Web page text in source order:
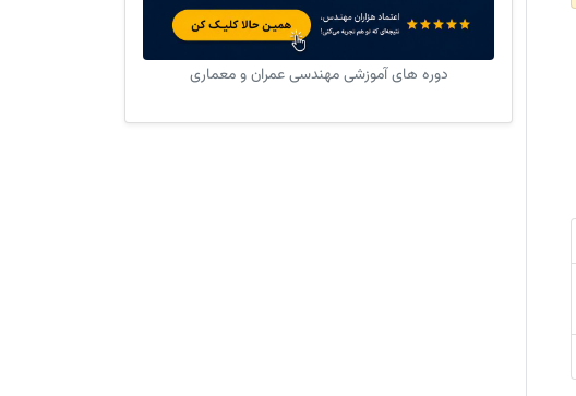
دوره های آموزشی مهندسی عمران و معماری